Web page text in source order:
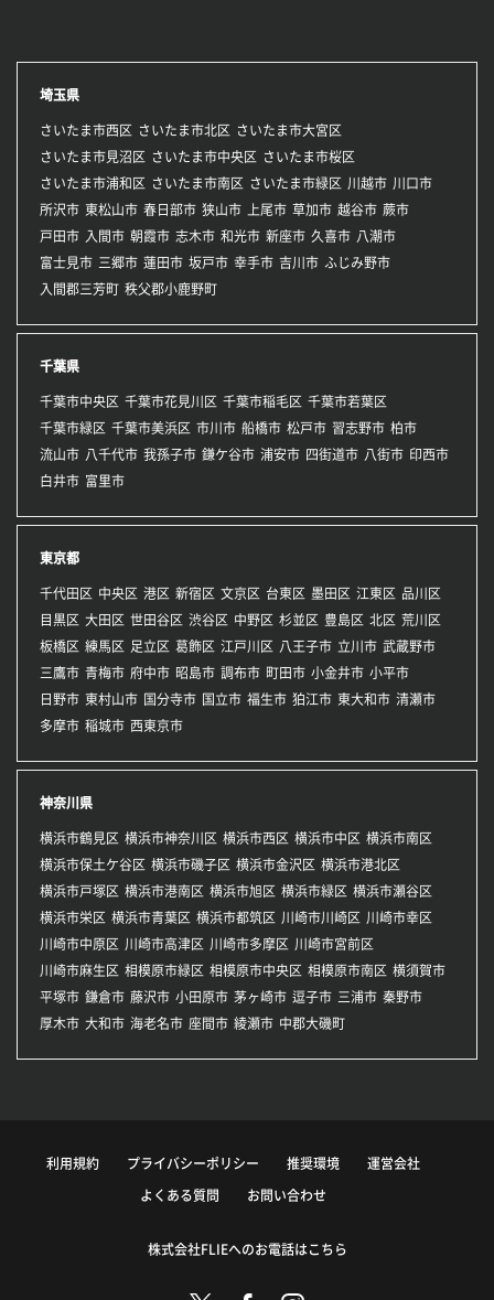
埼玉県
さいたま市西区 さいたま市北区
さいたま市大宮区
さいたま市見沼区
さいたま市中央区
さいたま市桜区
さいたま市浦和区
さいたま市南区 さいたま市緑区 川越市 川口市
所沢市 東松山市 春日部市 狭山市 上尾市 草加市 越谷市 蕨市
戸田市 入間市 朝霞市 志木市 和光市 新座市 久喜市 八潮市
富士見市 三郷市 蓮田市 坂戸市 幸手市 吉川市 ふじみ野市
入間郡三芳町 秩父郡小鹿野町
千葉県
千葉市中央区 千葉市花見川区 千葉市稲毛区 千葉市若葉区
千葉市緑区 千葉市美浜区 市川市 船橋市 松戸市 習志野市 柏市
流山市 八千代市 我孫子市 鎌ケ谷市 浦安市 四街道市 八街市 印西市
白井市 富里市
東京都
千代田区 中央区 港区 新宿区 文京区 台東区 墨田区 江東区 品川区
目黒区 大田区 世田谷区 渋谷区 中野区 杉並区 豊島区 北区 荒川区
板橋区 練馬区 足立区 葛飾区 江戸川区 八王子市 立川市 武蔵野市
三鷹市 青梅市 府中市 昭島市 調布市 町田市 小金井市 小平市
日野市 東村山市 国分寺市 国立市 福生市 狛江市 東大和市 清瀬市
多摩市 稲城市 西東京市
神奈川県
横浜市鶴見区 横浜市神奈川区 横浜市西区 横浜市中区 横浜市南区
横浜市保土ケ谷区 横浜市磯子区 横浜市金沢区 横浜市港北区
横浜市戸塚区 横浜市港南区 横浜市旭区 横浜市緑区 横浜市瀬谷区
横浜市栄区 横浜市青葉区 横浜市都筑区 川崎市川崎区 川崎市幸区
川崎市中原区 川崎市高津区 川崎市多摩区 川崎市宮前区
川崎市麻生区 相模原市緑区 相模原市中央区 相模原市南区 横須賀市
平塚市 鎌倉市 藤沢市 小田原市 茅ヶ崎市 逗子市 三浦市 秦野市
厚木市 大和市 海老名市 座間市 綾瀬市 中郡大磯町
利用規約 プライバシーポリシー 推奨環境 運営会社
よくある質問 お問い合わせ
株式会社FLIEへのお電話はこちら